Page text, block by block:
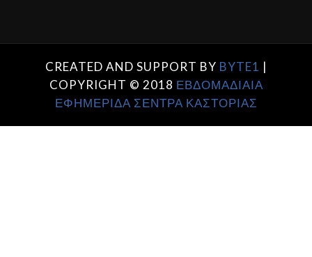
CREATED AND SUPPORT BY BYTE1 |
COPYRIGHT © 2018 ΕΒΔΟΜΑΔΙΑΙΑ
ΕΦΗΜΕΡΙΔΑ ΣΕΝΤΡΑ ΚΑΣΤΟΡΙΑΣ